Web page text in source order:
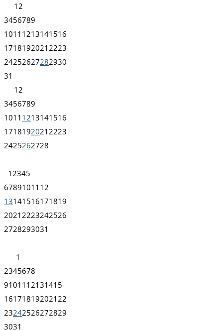
1 2
3456789
1011 1213141516
1718192021 2223
24252627282930
31
1 2
3456789
1011 1213141516
1718192021 2223
2425262728
1 2345
67891011 12
13141516171819
2021 2223242526
2728293031
1
2345678
91011 12131415
161718192021 22
23242526272829
3031